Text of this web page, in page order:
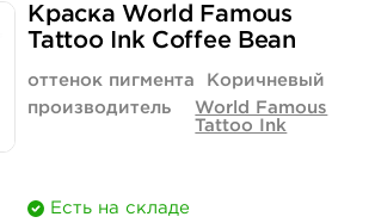
8 400 руб.
купить
23 800 руб.
купить
Краска World Famous
Tattoo Ink Coffee Bean
оттенок пигмента
Коричневый
производитель
World Famous
Tattoo Ink
Есть на складе